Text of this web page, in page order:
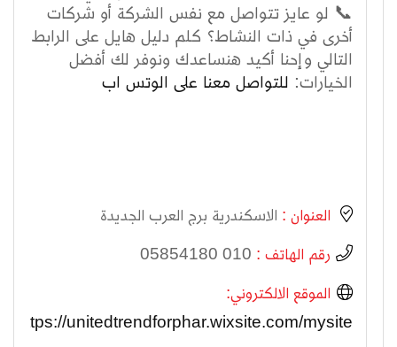
📞 لو عايز تتواصل مع نفس الشركة أو شركات
أخرى في ذات النشاط؟ كلم دليل هايل على الرابط
التالي وإحنا أكيد هنساعدك ونوفر لك أفضل
الخيارات: للتواصل معنا على الوتس اب
العنوان : الاسكندرية برج العرب الجديدة
رقم الهاتف : 010 05854180
الموقع الالكتروني:
https://unitedtrendforphar.wixsite.com/mysite